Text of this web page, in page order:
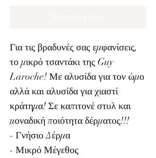
Για τις βραδυνές σας εμφανίσεις,
το μικρό τσαντάκι της Guy
Laroche! Με αλυσίδα για τον ώμο
αλλά και αλυσίδα για χιαστί
κράτημα! Σε καπιτονέ στυλ και
μοναδική ποιότητα δέρματος!!!
- Γνήσιο Δέρμα
- Μικρό Μέγεθος